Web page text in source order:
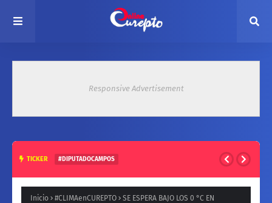
Responsive Advertisement
TICKER #DIPUTADOCAMPOS
Inicio #CLIMAenCUREPTO
SE ESPERA BAJO LOS 0 °C EN